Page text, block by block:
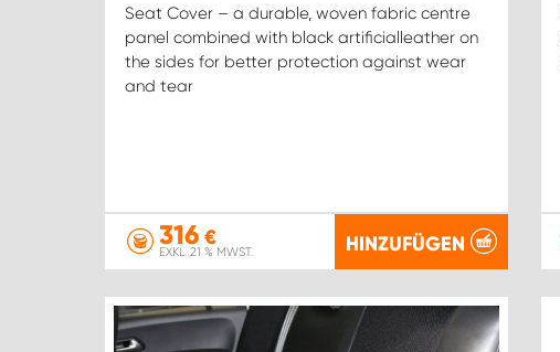
Seat Cover – a durable, woven fabric centre
panel combined with black artificialleather on
the sides for better protection against wear
and tear
316 €
EXKL. 21 % MWST. HINZUFÜGEN